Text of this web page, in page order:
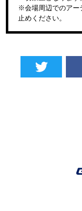
※会場周辺でのアー
止めください。